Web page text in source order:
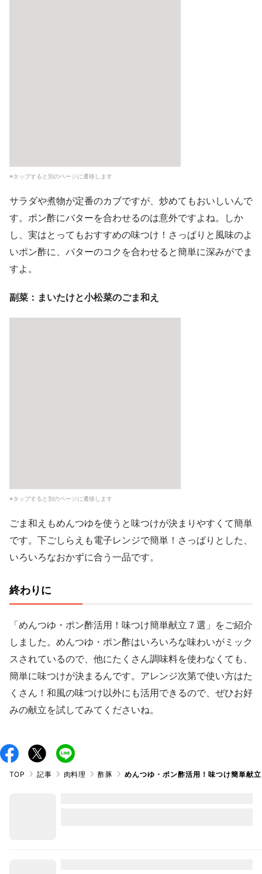
※タップすると別のページに遷移します
サラダや煮物が定番のカブですが、炒めてもおいしいんで
す。ポン酢にバターを合わせるのは意外ですよね。しか
し、実はとってもおすすめの味つけ！さっぱりと風味のよ
いポン酢に、バターのコクを合わせると簡単に深みがでま
すよ。
副菜：まいたけと小松菜のごま和え
※タップすると別のページに遷移します
ごま和えもめんつゆを使うと味つけが決まりやすくて簡単
です。下ごしらえも電子レンジで簡単！さっぱりとした、
いろいろなおかずに合う一品です。
終わりに
「めんつゆ・ポン酢活用！味つけ簡単献立７選」をご紹介
しました。めんつゆ・ポン酢はいろいろな味わいがミック
スされているので、他にたくさん調味料を使わなくても、
簡単に味つけが決まるんです。アレンジ次第で使い方はた
くさん！和風の味つけ以外にも活用できるので、ぜひお好
みの献立を試してみてくださいね。
TOP 記事 肉料理 酢豚 めんつゆ・ポン酢活用！味つけ簡単献